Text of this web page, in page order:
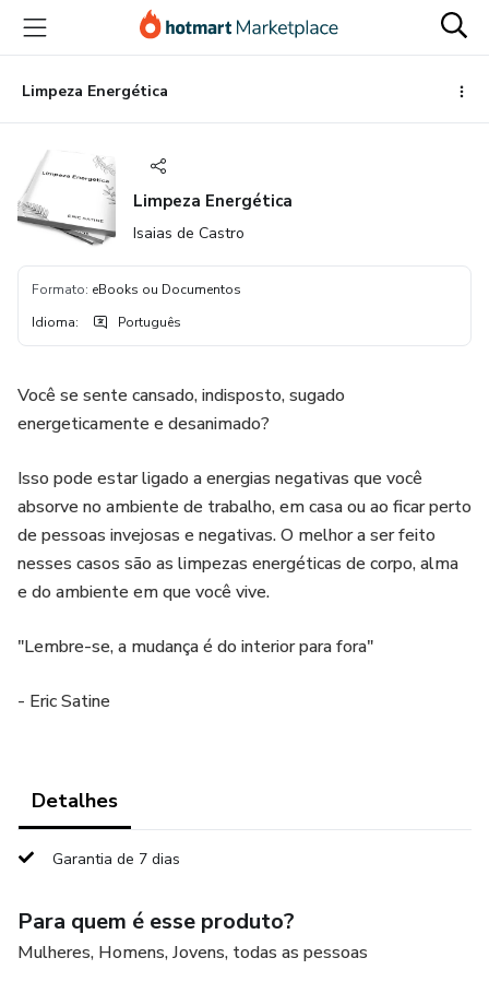
para
conteúdo
principal
para
pagamento
para
rodapé
Limpeza Energética
Limpeza Energética
Isaias de Castro
Formato: eBooks ou Documentos
Idioma: Português
Você se sente cansado, indisposto, sugado
energeticamente e desanimado?
Isso pode estar ligado a energias negativas que você
absorve no ambiente de trabalho, em casa ou ao ficar perto
de pessoas invejosas e negativas. O melhor a ser feito
nesses casos são as limpezas energéticas de corpo, alma
e do ambiente em que você vive.
"Lembre-se, a mudança é do interior para fora"
- Eric Satine
Detalhes
Garantia de 7 dias
Para quem é esse produto?
Mulheres, Homens, Jovens, todas as pessoas